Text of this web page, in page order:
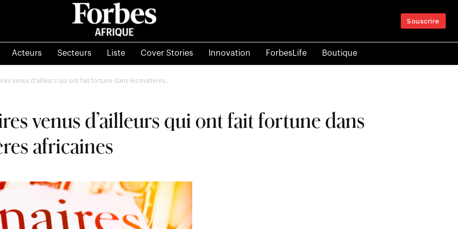
Souscrire
Acteurs Secteurs Liste Cover Stories Innovation ForbesLife Boutique
venus d’ailleurs qui ont fait fortune dans les matières...
venus d’ailleurs qui ont fait fortune dans
africaines